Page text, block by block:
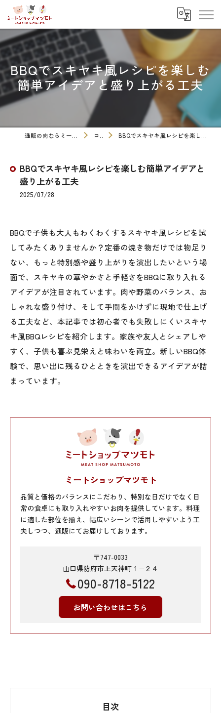
BBQでスキヤキ風レシピを楽しむ
簡単アイデアと盛り上がる工夫
通販の肉ならミートショップマツモト コラム BBQでスキヤキ風レシピを楽しむ簡単アイデアと盛り上がる工夫
BBQでスキヤキ風レシピを楽しむ簡単アイデアと
盛り上がる工夫
2025/07/28
BBQで子供も大人もわくわくするスキヤキ風レシピを試
してみたくありませんか？定番の焼き物だけでは物足り
ない、もっと特別感や盛り上がりを演出したいという場
面で、スキヤキの華やかさと手軽さをBBQに取り入れる
アイデアが注目されています。肉や野菜のバランス、お
しゃれな盛り付け、そして手間をかけずに現地で仕上げ
る工夫など、本記事では初心者でも失敗しにくいスキヤ
キ風BBQレシピを紹介します。家族や友人とシェアしや
すく、子供も喜ぶ見栄えと味わいを両立。新しいBBQ体
験で、思い出に残るひとときを演出できるアイデアが詰
まっています。
ミートショップマツモト
品質と価格のバランスにこだわり、特別な日だけでなく日
常の食卓にも取り入れやすいお肉を提供しています。料理
に適した部位を揃え、幅広いシーンで活用しやすいよう工
夫しつつ、通販にてお届けしております。
〒747-0033
山口県防府市上天神町１−２４
090-8718-5122
お問い合わせはこちら
目次